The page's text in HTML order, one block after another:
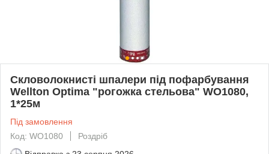
Скловолокнисті шпалери під пофарбування
Wellton Optima "рогожка стельова" WO1080,
1*25м
Під замовлення
Код: WO1080
Роздріб